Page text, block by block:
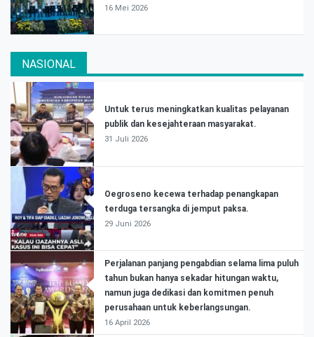
16 Mei 2026
NASIONAL
Untuk terus meningkatkan kualitas pelayanan
publik dan kesejahteraan masyarakat.
31 Juli 2026
Oegroseno kecewa terhadap penangkapan
terduga tersangka di jemput paksa.
29 Juni 2026
Perjalanan panjang pengabdian selama lima puluh
tahun bukan hanya sekadar hitungan waktu,
namun juga dedikasi dan komitmen penuh
perusahaan untuk keberlangsungan.
16 April 2026